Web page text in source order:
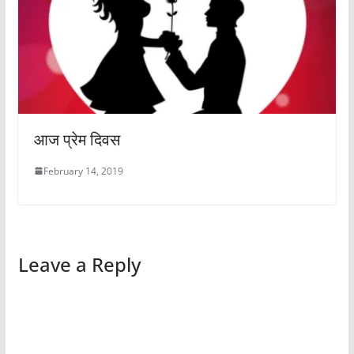
आज प्रेम दिवस
February 14, 2019
Leave a Reply